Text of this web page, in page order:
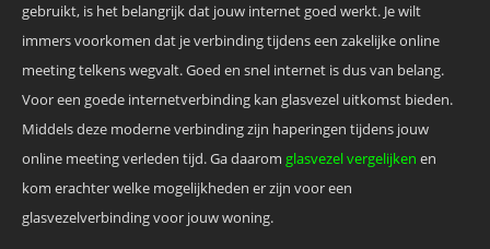
gebruikt, is het belangrijk dat jouw internet goed werkt. Je wilt
immers voorkomen dat je verbinding tijdens een zakelijke online
meeting telkens wegvalt. Goed en snel internet is dus van belang.
Voor een goede internetverbinding kan glasvezel uitkomst bieden.
Middels deze moderne verbinding zijn haperingen tijdens jouw
online meeting verleden tijd. Ga daarom glasvezel vergelijken en
kom erachter welke mogelijkheden er zijn voor een
glasvezelverbinding voor jouw woning.